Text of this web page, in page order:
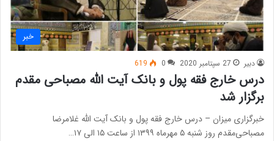
خبر
دبیر 27 سپتامبر 2020 0
619
درس خارج فقه پول و بانک آیت الله مصباحی مقدم
برگزار شد
خبرگزاری میزان – درس خارج فقه پول و بانک آیت‌ الله غلامرضا
مصباحی‌مقدم روز شنبه ۵ مهرماه ۱۳۹۹ از ساعت ۱۵ الی ۱۷…